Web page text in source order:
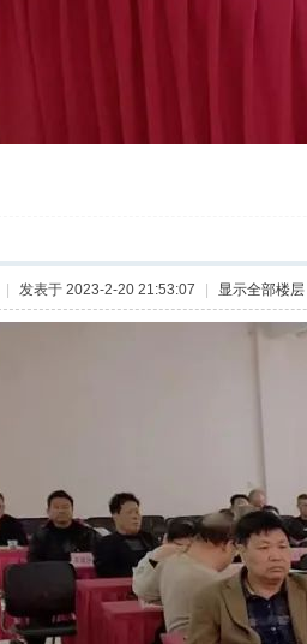
| 发表于 2023-2-20 21:53:07 | 显示全部楼层